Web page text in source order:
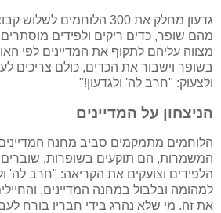
גדעון מחלק את 300 הלוחמים
מהם שופר, כדים ריקים ולפידים
מצווה עליהם לתקוף את המדיינים לפי
בשופר וישבור את הכדים, כולם צריכים
ולצעוק: "חרב לה' ולגדעון!"
הניצחון על המדיינים
הלוחמים מתמקמים סביב מחנה
המשמרות, הם תוקעים בשופרות,
הלפידים וצועקים את הקריאה: "חרב לה'
למהומה ובלבול במחנה המדיינים,
את זה. מי שלא נהרג בידי חבריו בורח